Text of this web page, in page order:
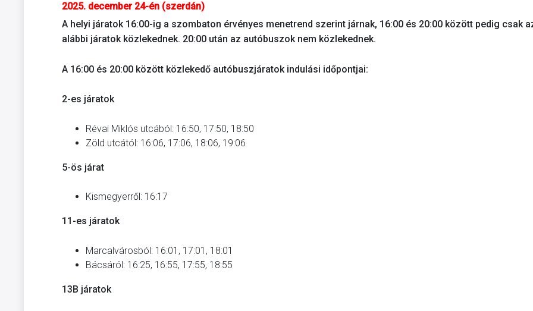
2025. december 24-én (szerdán)
A helyi járatok 16:00-ig a szombaton érvényes menetrend szerint járnak, 16:00 és 20:00 között pedig csak
alábbi járatok közlekednek. 20:00 után az autóbuszok nem közlekednek.
A 16:00 és 20:00 között közlekedő autóbuszjáratok indulási időpontjai:
2-es járatok
Révai Miklós utcából: 16:50, 17:50, 18:50
Zöld utcától: 16:06, 17:06, 18:06, 19:06
5-ös járat
Kismegyerről: 16:17
11-es járatok
Marcalvárosból: 16:01, 17:01, 18:01
Bácsáról: 16:25, 16:55, 17:55, 18:55
13B járatok